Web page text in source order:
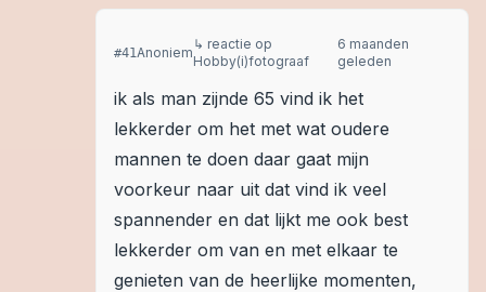
#41Anoniem
↳ reactie op
Hobby(i)fotograaf
6 maanden
geleden
ik als man zijnde 65 vind ik het
lekkerder om het met wat oudere
mannen te doen daar gaat mijn
voorkeur naar uit dat vind ik veel
spannender en dat lijkt me ook best
lekkerder om van en met elkaar te
genieten van de heerlijke momenten,